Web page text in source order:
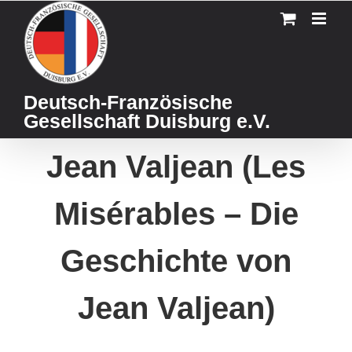
content
Deutsch-Französische
Gesellschaft Duisburg e.V.
Jean Valjean (Les
Misérables – Die
Geschichte von
Jean Valjean)